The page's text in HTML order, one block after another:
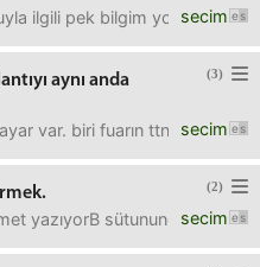
secim
ilgili pek bilgim yok. netteki
(3)
aynı anda
secim
var. biri fuarın ttnet wifi si
(2)
secim
yazıyorB sütununda veli ali